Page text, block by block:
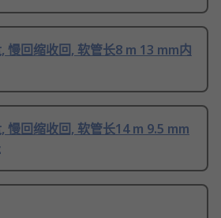
慢回缩收回, 软管长8 m 13 mm内
慢回缩收回, 软管长14 m 9.5 mm